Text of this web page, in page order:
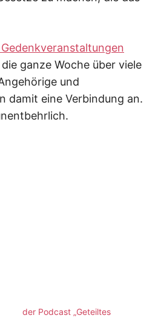
ganze Woche über viele
und
damit eine Verbindung an.
der Podcast „Geteiltes